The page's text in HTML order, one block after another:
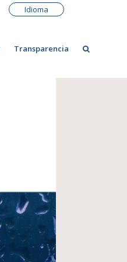
Idioma
Transparencia